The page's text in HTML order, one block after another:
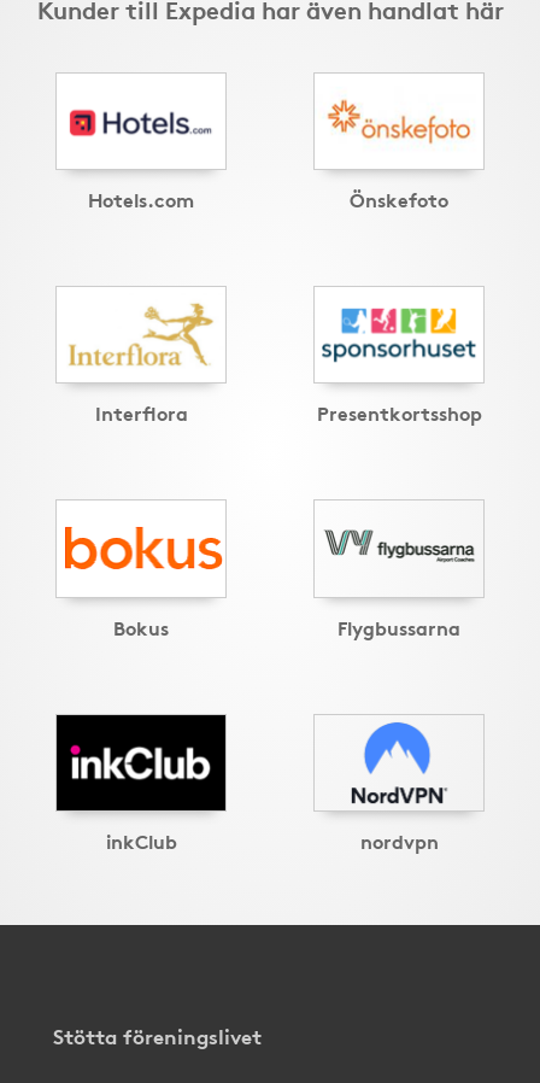
Kunder till Expedia har även handlat här
Hotels.com Önskefoto
Interflora Presentkortsshop
Bokus Flygbussarna
inkClub nordvpn
Stötta föreningslivet